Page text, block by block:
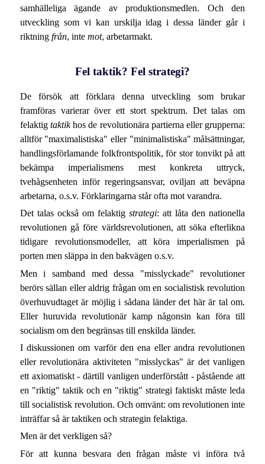
samhälleliga ägande av produktionsmedlen. Och den
utveckling som vi kan urskilja idag i dessa länder går i
riktning från, inte mot, arbetarmakt.
Fel taktik? Fel strategi?
De försök att förklara denna utveckling som brukar
framföras varierar över ett stort spektrum. Det talas om
felaktigtaktikhos de revolutionära partierna eller grupperna:
alltför "maximalistiska" eller "minimalistiska" målsättningar,
handlingsförlamande folkfrontspolitik, för stor tonvikt på att
bekämpa imperialismens mest konkreta uttryck,
tvehågsenheten inför regeringsansvar, oviljan att beväpna
arbetarna, o.s.v. Förklaringarna står ofta mot varandra.
Det talas också om felaktigstrategi: att låta den nationella
revolutionen gå före världsrevolutionen, att söka efterlikna
tidigare revolutionsmodeller, att köra imperialismen på
porten men släppa in den bakvägen o.s.v.
Men i samband med dessa "misslyckade" revolutioner
berörs sällan eller aldrig frågan om en socialistisk revolution
överhuvudtaget är möjlig i sådana länder det här är tal om.
Eller huruvida revolutionär kamp någonsin kan föra till
socialism om den begränsas till enskilda länder.
I diskussionen om varför den ena eller andra revolutionen
eller revolutionära aktiviteten "misslyckas" är det vanligen
ett axiomatiskt - därtill vanligen underförstått - påstående att
en "riktig" taktik och en "riktig" strategi faktiskt måste leda
till socialistisk revolution. Och omvänt: om revolutionen inte
inträffar så är taktiken och strategin felaktiga.
Men är det verkligen så?
För att kunna besvara den frågan måste vi införa två